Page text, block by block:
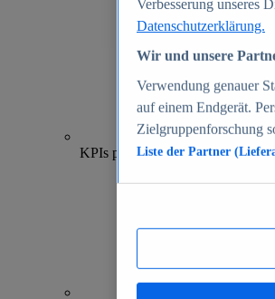
KPIs pro Shop
Verbesserung unseres
Datenschutzerklärung.
Wir und unsere
Verwendung genauer
auf einem Endgerät.
Zielgruppenforschung
Liste der Partner